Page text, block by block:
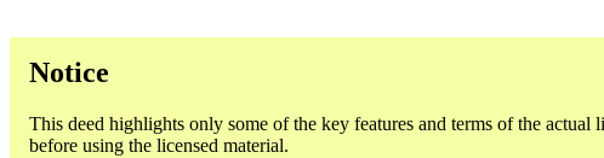
Notice
This deed highlights only some of the key features and terms of the
before using the licensed material.